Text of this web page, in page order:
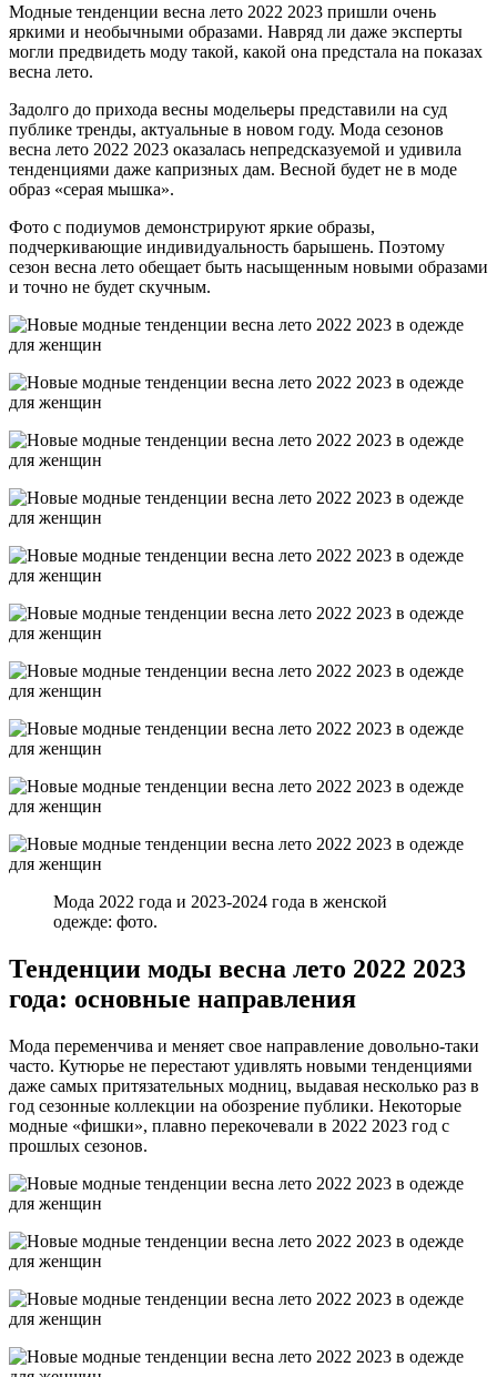
Модные тенденции весна лето 2022 2023 пришли очень
яркими и необычными образами. Навряд ли даже эксперты
могли предвидеть моду такой, какой она предстала на показах
весна лето.
Задолго до прихода весны модельеры представили на суд
публике тренды, актуальные в новом году. Мода сезонов
весна лето 2022 2023 оказалась непредсказуемой и удивила
тенденциями даже капризных дам. Весной будет не в моде
образ «серая мышка».
Фото с подиумов демонстрируют яркие образы,
подчеркивающие индивидуальность барышень. Поэтому
сезон весна лето обещает быть насыщенным новыми образами
и точно не будет скучным.
Мода 2022 года и 2023-2024 года в женской
одежде: фото.
Тенденции моды весна лето 2022 2023
года: основные направления
Мода переменчива и меняет свое направление довольно-таки
часто. Кутюрье не перестают удивлять новыми тенденциями
даже самых притязательных модниц, выдавая несколько раз в
год сезонные коллекции на обозрение публики. Некоторые
модные «фишки», плавно перекочевали в 2022 2023 год с
прошлых сезонов.